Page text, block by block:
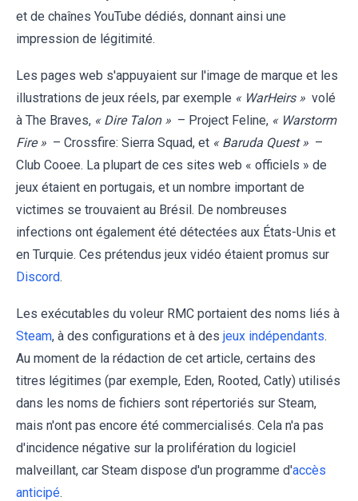
et de chaînes YouTube dédiés, donnant ainsi une
impression de légitimité.
Les pages web s'appuyaient sur l'image de marque et les
illustrations de jeux réels, par exemple « WarHeirs » volé
à The Braves, « Dire Talon » – Project Feline, « Warstorm
Fire » – Crossfire: Sierra Squad, et « Baruda Quest » –
Club Cooee. La plupart de ces sites web « officiels » de
jeux étaient en portugais, et un nombre important de
victimes se trouvaient au Brésil. De nombreuses
infections ont également été détectées aux États-Unis et
en Turquie. Ces prétendus jeux vidéo étaient promus sur
Discord.
Les exécutables du voleur RMC portaient des noms liés à
Steam, à des configurations et à des jeux indépendants.
Au moment de la rédaction de cet article, certains des
titres légitimes (par exemple, Eden, Rooted, Catly) utilisés
dans les noms de fichiers sont répertoriés sur Steam,
mais n'ont pas encore été commercialisés. Cela n'a pas
d'incidence négative sur la prolifération du logiciel
malveillant, car Steam dispose d'un programme d'accès
anticipé.